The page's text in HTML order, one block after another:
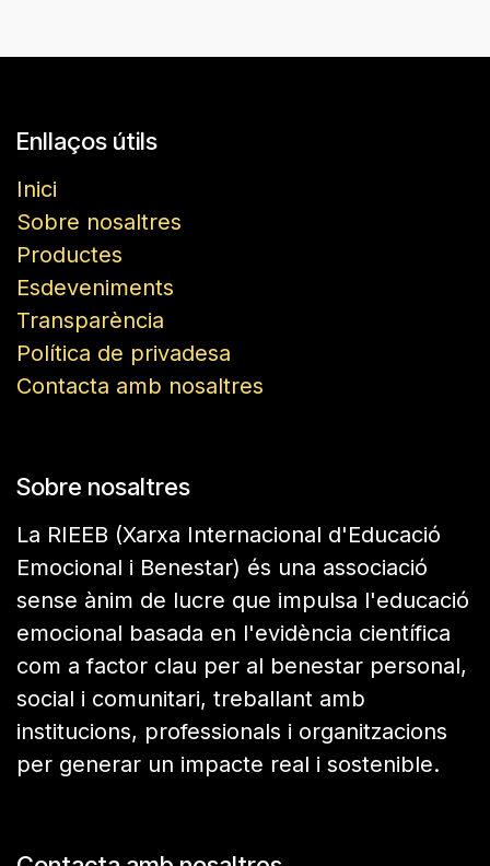
Enllaços útils
Inici
Sobre nosaltres
Productes
Esdeveniments
Transparència
Política de privadesa
Contacta amb nosaltres
Sobre nosaltres
La RIEEB (Xarxa Internacional d'Educació
Emocional i Benestar) és una associació
sense ànim de lucre que impulsa l'educació
emocional basada en l'evidència científica
com a factor clau per al benestar personal,
social i comunitari, treballant amb
institucions, professionals i organitzacions
per generar un impacte real i sostenible.